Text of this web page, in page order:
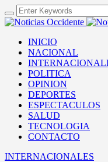
INICIO
NACIONAL
POLITICA
OPINION
DEPORTES
ESPECTACULOS
SALUD
TECNOLOGIA
CONTACTO
INTERNACIONALES